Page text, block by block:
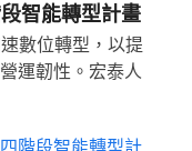
智能轉型計畫
數位轉型，以提
運韌性。宏泰人